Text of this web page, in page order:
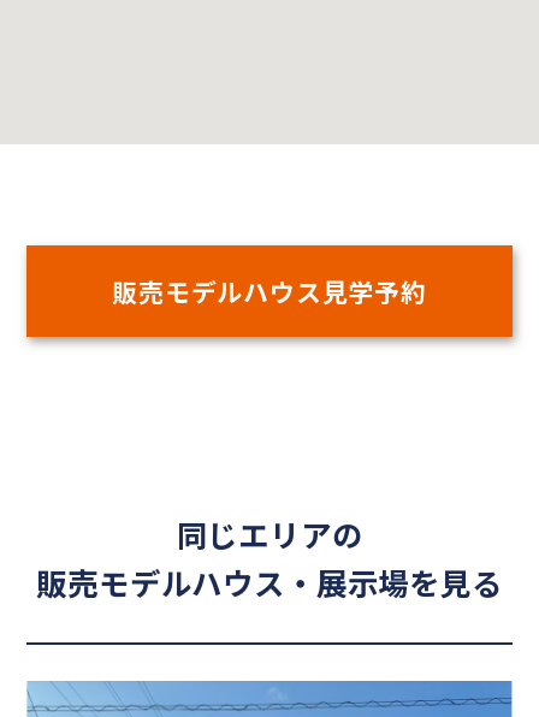
販売モデルハウス見学予約
同じエリアの
販売モデルハウス・展示場を見る